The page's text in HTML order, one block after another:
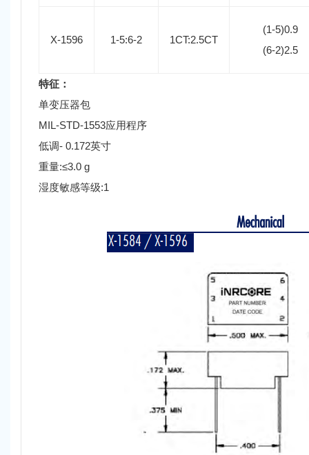
X-1596 1-5:6-2 1CT:2.5CT
(1-5)0.9
(6-2)2.5
特征：
单变压器包
MIL-STD-1553应用程序
低调- 0.172英寸
重量:≤3.0 g
湿度敏感等级:1